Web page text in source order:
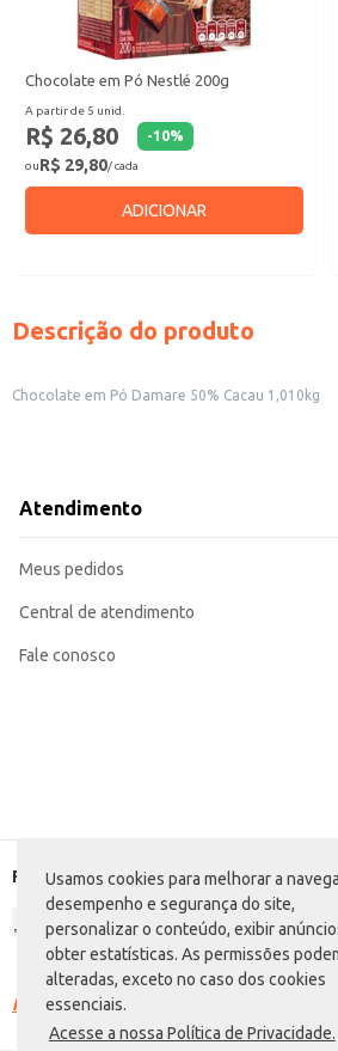
Usamos cookies para melhorar a
desempenho e segurança do site,
personalizar o conteúdo, exibir
obter estatísticas. As permissões
alteradas, exceto no caso dos cookies
essenciais.
Acesse a nossa Política de Privacidade.
Chocolate em Pó Nestlé 200g
A partir de 5 unid.
R$ 26,80 -10%
ouR$ 29,80/ cada
ADICIONAR
Descrição do produto
Chocolate em Pó Damare 50% Cacau 1,010kg
Atendimento
Meus pedidos
Central de atendimento
Fale conosco
Formas de pagamento
Racismo é crime. Denuncie. Disque 100